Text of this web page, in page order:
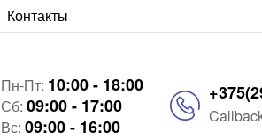
Контакты
Пн-Пт: 10:00 - 18:00
Сб: 09:00 - 17:00
Вс: 09:00 - 16:00